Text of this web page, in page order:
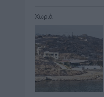
Χωριά